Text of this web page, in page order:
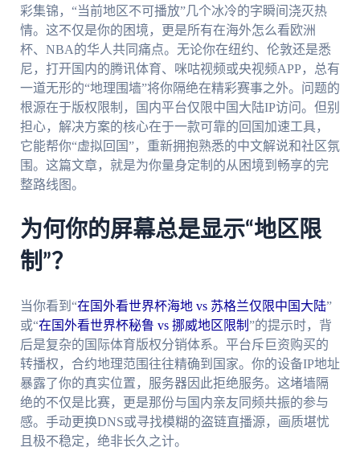
彩集锦，“当前地区不可播放”几个冰冷的字瞬间浇灭热
情。这不仅是你的困境，更是所有在海外怎么看欧洲
杯、NBA的华人共同痛点。无论你在纽约、伦敦还是悉
尼，打开国内的腾讯体育、咪咕视频或央视频APP，总有
一道无形的“地理围墙”将你隔绝在精彩赛事之外。问题的
根源在于版权限制，国内平台仅限中国大陆IP访问。但别
担心，解决方案的核心在于一款可靠的回国加速工具，
它能帮你“虚拟回国”，重新拥抱熟悉的中文解说和社区氛
围。这篇文章，就是为你量身定制的从困境到畅享的完
整路线图。
为何你的屏幕总是显示“地区限
制”？
当你看到“在国外看世界杯海地 vs 苏格兰仅限中国大陆”
或“在国外看世界杯秘鲁 vs 挪威地区限制 ”的提示时，背
后是复杂的国际体育版权分销体系。平台斥巨资购买的
转播权，合约地理范围往往精确到国家。你的设备IP地址
暴露了你的真实位置，服务器因此拒绝服务。这堵墙隔
绝的不仅是比赛，更是那份与国内亲友同频共振的参与
感。手动更换DNS或寻找模糊的盗链直播源，画质堪忧
且极不稳定，绝非长久之计。